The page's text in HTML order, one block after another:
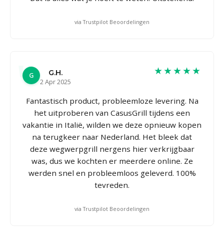
via Trustpilot Beoordelingen
G
G.H.
2 Apr 2025
★★★★★
Fantastisch product, probleemloze levering. Na
het uitproberen van CasusGrill tijdens een
vakantie in Italië, wilden we deze opnieuw kopen
na terugkeer naar Nederland. Het bleek dat
deze wegwerpgrill nergens hier verkrijgbaar
was, dus we kochten er meerdere online. Ze
werden snel en probleemloos geleverd. 100%
tevreden.
via Trustpilot Beoordelingen